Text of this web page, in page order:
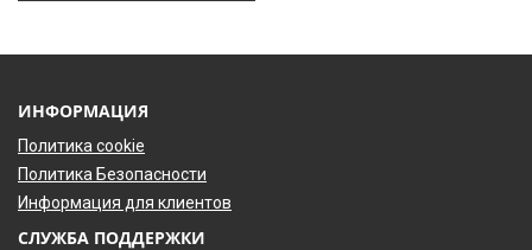
ИНФОРМАЦИЯ
Политика cookie
Политика Безопасности
Информация для клиентов
СЛУЖБА ПОДДЕРЖКИ